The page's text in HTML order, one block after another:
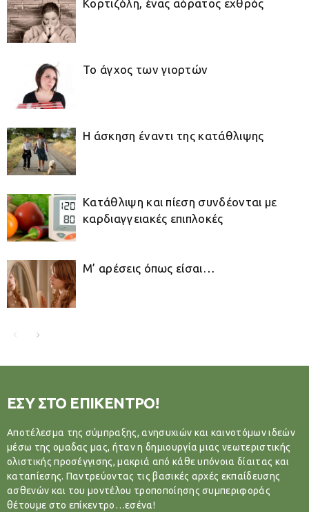
Κορτιζόλη, ένας αόρατος εχθρός
Το άγχος των γιορτών
Η άσκηση έναντι της κατάθλιψης
Κατάθλιψη και πίεση συνδέονται με
καρδιαγγειακές επιπλοκές
Μ’ αρέσεις όπως είσαι…
ΕΣΥ ΣΤΟ ΕΠΙΚΕΝΤΡΟ!
Αποτέλεσμα της σύμπραξης, ανησυχιών και καινοτόμων ιδεών
μέσω της ομαδας μας, ήταν η δημιουργία μιας νεωτεριστικής
ολιστικής προσέγγισης, μακριά από κάθε υπόνοια δίαιτας και
καταπίεσης. Παντρεύοντας τις βασικές αρχές εκπαίδευσης
ασθενών και του μοντέλου τροποποίησης συμπεριφοράς
θέτουμε στο επίκεντρο…εσένα!